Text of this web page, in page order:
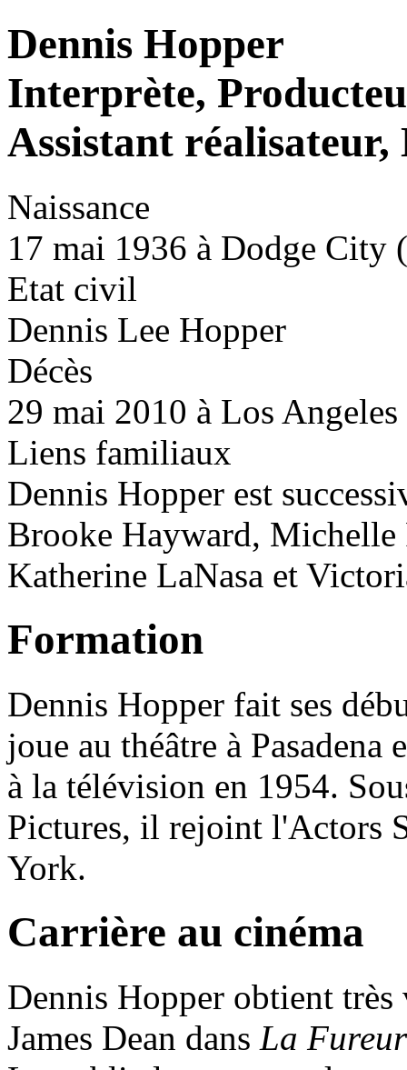
Dennis Hopper
Interprète,
Assistant
Naissance
17 mai 1936 à Dodge City
Etat civil
Dennis Lee Hopper
Décès
29 mai 2010 à Los
Liens familiaux
Dennis Hopper est
Brooke Hayward,
Katherine LaNasa et
Formation
Dennis Hopper fait ses
joue au théâtre à
à la télévision en 1954.
Pictures, il rejoint l'Actors
York.
Carrière au cinéma
Dennis Hopper obtient
James Dean dans La